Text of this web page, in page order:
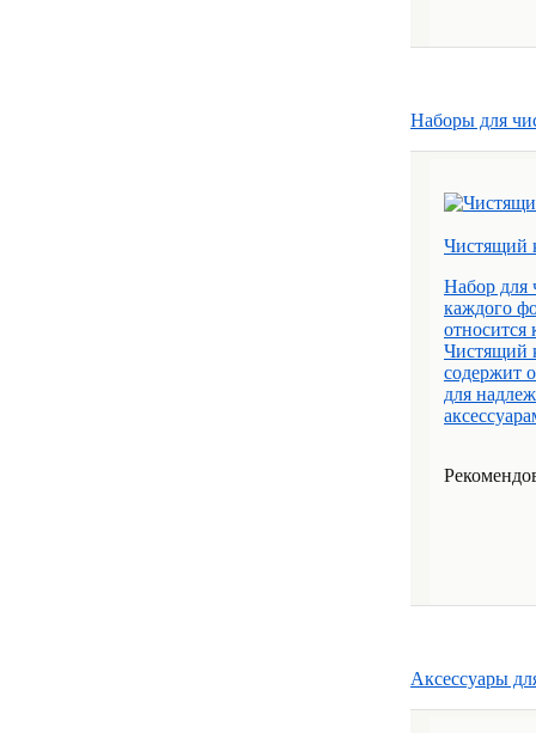
Наборы для
Чистящий
Набор для
каждого
относится
Чистящий
содержит
для
Аксессуары